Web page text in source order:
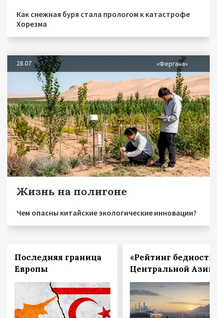
Как снежная буря стала прологом к катастрофе
Хорезма
28.07 «Фергана»
Жизнь на полигоне
Чем опасны китайские экологические инновации?
Последняя граница
Европы
«Рейтинг
Центральной Азии